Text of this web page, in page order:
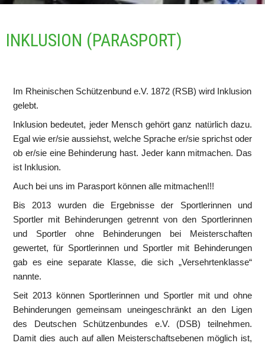
INKLUSION (PARASPORT)
Im Rheinischen Schützenbund e.V. 1872 (RSB) wird Inklusion
gelebt.
Inklusion bedeutet, jeder Mensch gehört ganz natürlich dazu.
Egal wie er/sie aussiehst, welche Sprache er/sie sprichst oder
ob er/sie eine Behinderung hast. Jeder kann mitmachen. Das
ist Inklusion.
Auch bei uns im Parasport können alle mitmachen!!!
Bis 2013 wurden die Ergebnisse der Sportlerinnen und
Sportler mit Behinderungen getrennt von den Sportlerinnen
und Sportler ohne Behinderungen bei Meisterschaften
gewertet, für Sportlerinnen und Sportler mit Behinderungen
gab es eine separate Klasse, die sich „Versehrtenklasse“
nannte.
Seit 2013 können Sportlerinnen und Sportler mit und ohne
Behinderungen gemeinsam uneingeschränkt an den Ligen
des Deutschen Schützenbundes e.V. (DSB) teilnehmen.
Damit dies auch auf allen Meisterschaftsebenen möglich ist,